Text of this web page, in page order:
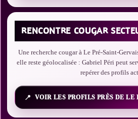
RENCONTRE COUGAR
Une recherche cougar à Le Pré-Saint-
elle reste géolocalisée : Gabriel Péri peut
repérer des profils
VOIR LES PROFILS PRÈS DE LE